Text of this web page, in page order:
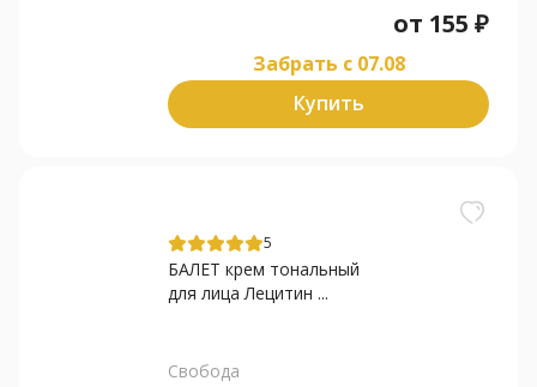
от 155 ₽
Забрать c 07.08
Купить
5
БАЛЕТ крем тональный
для лица Лецитин ...
Свобода